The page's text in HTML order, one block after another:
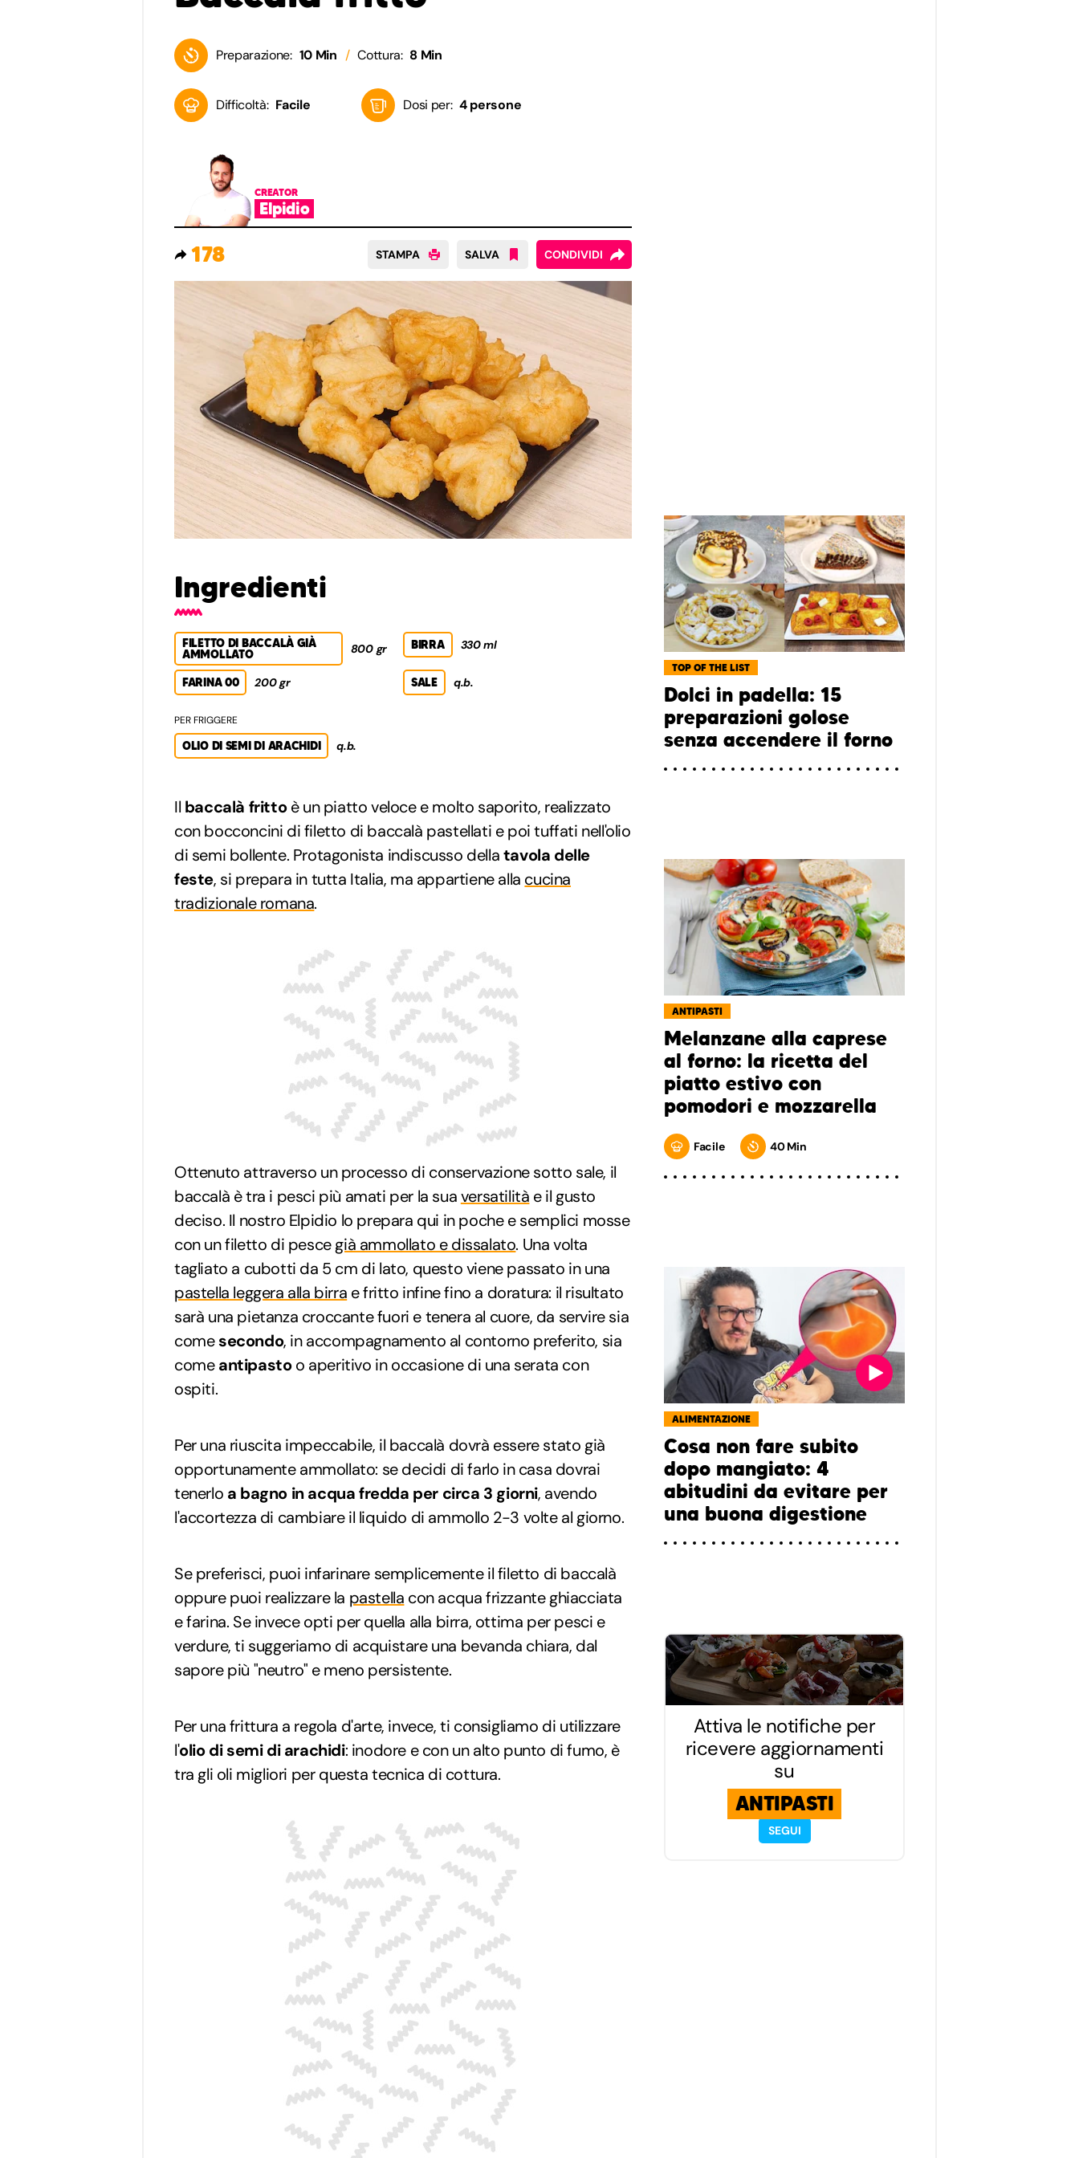
Preparazione: 10 Min Cottura: 8 Min
Difficoltà: Facile Dosi per: 4 persone
CREATOR
Elpidio
178 STAMPA SALVA CONDIVIDI
Ingredienti
FILETTO DI BACCALÀ GIÀ
AMMOLLATO 800 gr BIRRA 330 ml
FARINA 00 200 gr SALE q.b.
PER FRIGGERE
OLIO DI SEMI DI ARACHIDI q.b.
Il baccalà frittoè un piatto veloce e molto saporito, realizzato
con bocconcini di filetto di baccalà pastellati e poi tuffati nell'olio
di semi bollente. Protagonista indiscusso dellatavola delle
feste, si prepara in tutta Italia, ma appartiene alla cucina
tradizionale romana.
Ottenuto attraverso un processo di conservazione sotto sale, il
baccalà è tra i pesci più amati per la suaversatilità e il gusto
deciso. Il nostro Elpidio lo prepara qui in poche e semplici mosse
con un filetto di pescegià ammollato e dissalato. Una volta
tagliato a cubotti da 5 cm di lato, questo viene passato in una
pastella leggera alla birra e fritto infine fino a doratura: il risultato
sarà una pietanza croccante fuori e tenera al cuore, da servire sia
comesecondo, in accompagnamento al contorno preferito, sia
comeantipastoo aperitivo in occasione di una serata con
ospiti.
Per una riuscita impeccabile, il baccalà dovrà essere stato già
opportunamente ammollato: se decidi di farlo in casa dovrai
tenerlo a bagno in acqua fredda per circa 3 giorni, avendo
l'accortezza di cambiare il liquido di ammollo 2-3 volte al giorno.
Se preferisci, puoi infarinare semplicemente il filetto di baccalà
oppure puoi realizzare la pastella con acqua frizzante ghiacciata
e farina. Se invece opti per quella alla birra, ottima per pesci e
verdure, ti suggeriamo di acquistare una bevanda chiara, dal
sapore più "neutro" e meno persistente.
Per una frittura a regola d'arte, invece, ti consigliamo di utilizzare
l'olio di semi di arachidi: inodore e con un alto punto di fumo, è
tra gli oli migliori per questa tecnica di cottura.
TOP OF THE LIST
Dolci in padella: 15
preparazioni golose
senza accendere il forno
ANTIPASTI
Melanzane alla caprese
al forno: la ricetta del
piatto estivo con
pomodori e mozzarella
Facile 40 Min
ALIMENTAZIONE
Cosa non fare subito
dopo mangiato: 4
abitudini da evitare per
una buona digestione
Attiva le notifiche per
ricevere aggiornamenti
su
ANTIPASTI
SEGUI